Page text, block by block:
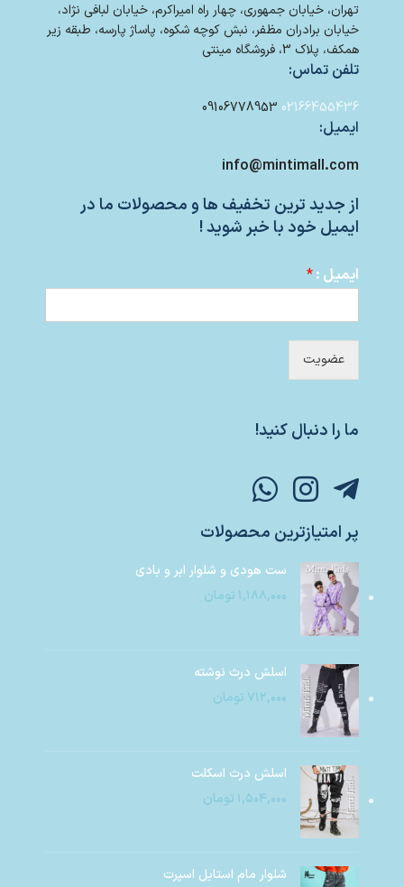
تهران، خیابان جمهوری، چهار راه امیراکرم، خیابان لبافی نژاد،
خیابان برادران مظفر، نبش کوچه شکوه، پاساژ پارسه، طبقه زیر
همکف، پلاک 3، فروشگاه مینتی
تلفن تماس:
02166455436
09106778953
ایمیل:
info@mintimall.com
از جدید ترین تخفیف ها و محصولات ما در
ایمیل خود با خبر شوید !
ایمیل :*
عضویت
ما را دنبال کنید!
پر امتیازترین محصولات
ست هودی و شلوار ابر و بادی
۱,۱۸۸,۰۰۰ تومان
اسلش درث نوشته
۷۱۲,۰۰۰ تومان
اسلش درث اسکلت
۱,۵۰۴,۰۰۰ تومان
شلوار مام استایل اسپرت